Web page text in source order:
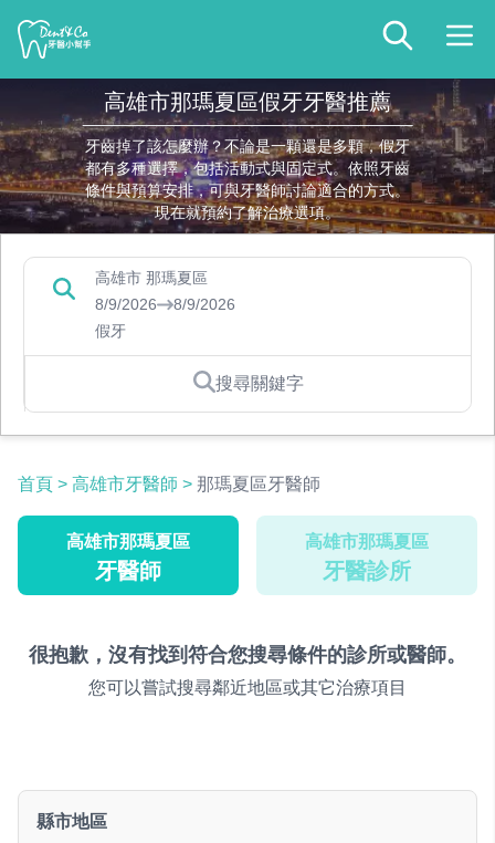
高雄市那瑪夏區假牙牙醫推薦
牙齒掉了該怎麼辦？不論是一顆還是多顆，假牙
都有多種選擇，包括活動式與固定式。依照牙齒
條件與預算安排，可與牙醫師討論適合的方式。
現在就預約了解治療選項。
高雄市 那瑪夏區
8/9/2026
8/9/2026
假牙
搜尋關鍵字
首頁 > 高雄市牙醫師 > 那瑪夏區牙醫師
高雄市那瑪夏區
牙醫師
高雄市那瑪夏區
牙醫診所
很抱歉，沒有找到符合您搜尋條件的診所或醫師。
您可以嘗試搜尋鄰近地區或其它治療項目
縣市地區